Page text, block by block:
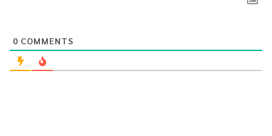
0 COMMENTS